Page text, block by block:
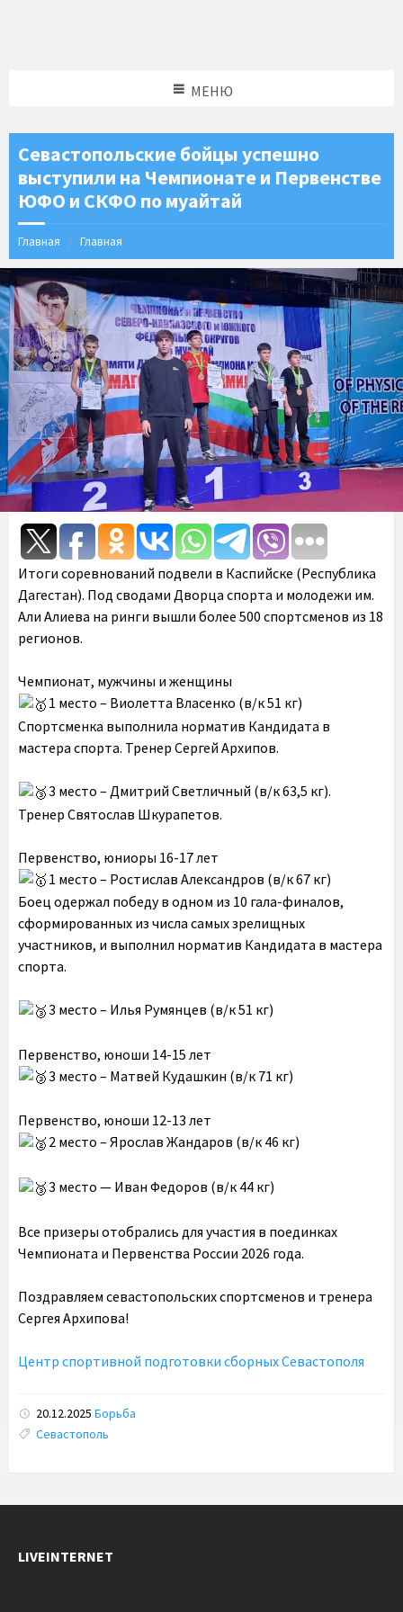
МЕНЮ
Севастопольские бойцы успешно
выступили на Чемпионате и Первенстве
ЮФО и СКФО по муайтай
Главная Главная
Итоги соревнований подвели в Каспийске (Республика
Дагестан). Под сводами Дворца спорта и молодежи им.
Али Алиева на ринги вышли более 500 спортсменов из 18
регионов.
Чемпионат, мужчины и женщины
1 место – Виолетта Власенко (в/к 51 кг)
Спортсменка выполнила норматив Кандидата в
мастера спорта. Тренер Сергей Архипов.
3 место – Дмитрий Светличный (в/к 63,5 кг).
Тренер Святослав Шкурапетов.
Первенство, юниоры 16-17 лет
1 место – Ростислав Александров (в/к 67 кг)
Боец одержал победу в одном из 10 гала-финалов,
сформированных из числа самых зрелищных
участников, и выполнил норматив Кандидата в мастера
спорта.
3 место – Илья Румянцев (в/к 51 кг)
Первенство, юноши 14-15 лет
3 место – Матвей Кудашкин (в/к 71 кг)
Первенство, юноши 12-13 лет
2 место – Ярослав Жандаров (в/к 46 кг)
3 место — Иван Федоров (в/к 44 кг)
Все призеры отобрались для участия в поединках
Чемпионата и Первенства России 2026 года.
Поздравляем севастопольских спортсменов и тренера
Сергея Архипова!
Центр спортивной подготовки сборных Севастополя
20.12.2025 Борьба
Tags:
Севастополь
LIVEINTERNET